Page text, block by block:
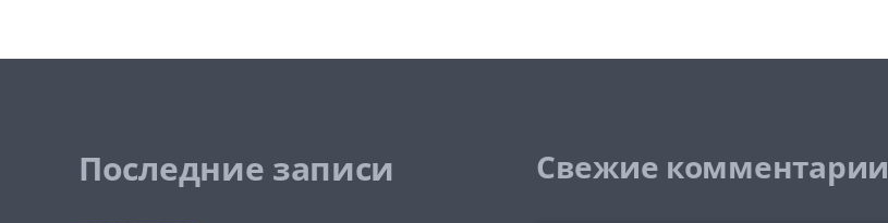
Последние записи Свежие комментарии